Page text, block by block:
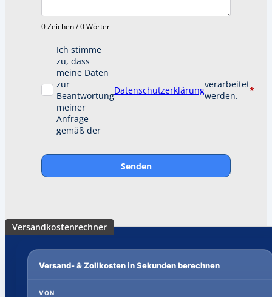
0 Zeichen / 0 Wörter
Ich stimme
zu, dass
meine Daten
zur
Beantwortung
meiner
Anfrage
gemäß der
Datenschutzerklärungverarbeitet
werden.
*
Senden
Versandkostenrechner
Versand- & Zollkosten in Sekunden berechnen
VON